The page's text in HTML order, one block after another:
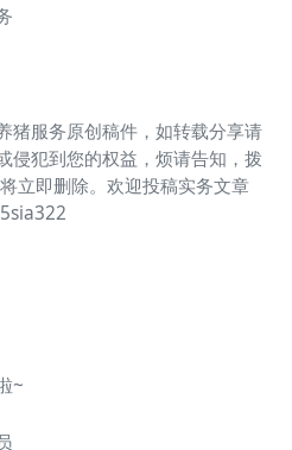
猪服务原创稿件，如转载分享请
侵犯到您的权益，烦请告知，拨
立即删除。欢迎投稿实务文章
~